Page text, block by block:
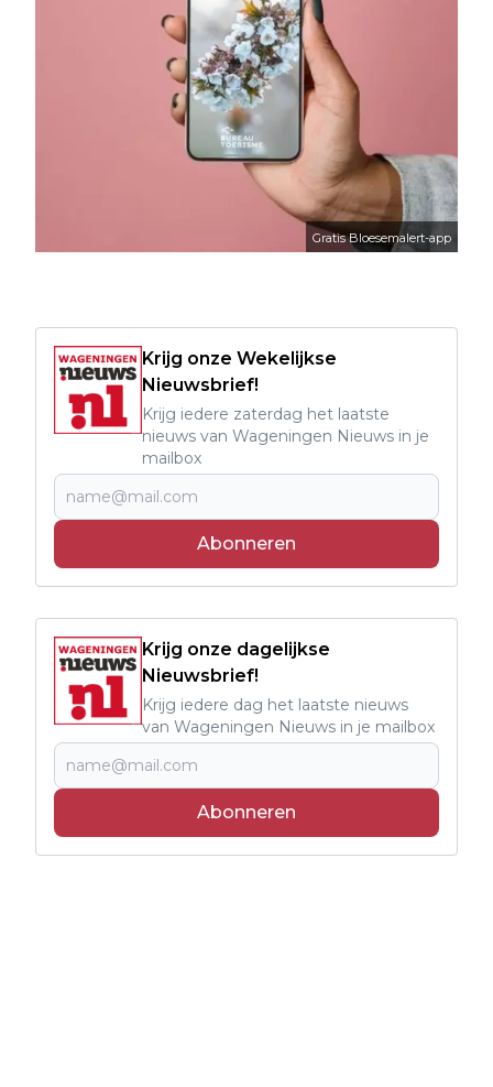
Gratis Bloesemalert-app
Krijg onze Wekelijkse
Nieuwsbrief!
Krijg iedere zaterdag het laatste
nieuws van Wageningen Nieuws in je
mailbox
Abonneren
Krijg onze dagelijkse
Nieuwsbrief!
Krijg iedere dag het laatste nieuws
van Wageningen Nieuws in je mailbox
Abonneren